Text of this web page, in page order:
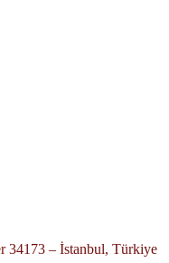
34173 – İstanbul, Türkiye